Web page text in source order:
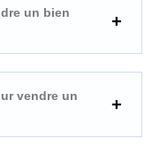
un bien
vendre un